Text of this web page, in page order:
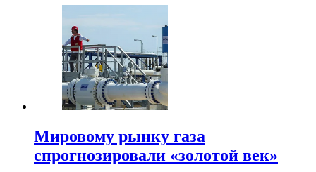
Мировому рынку газа
спрогнозировали «золотой век»